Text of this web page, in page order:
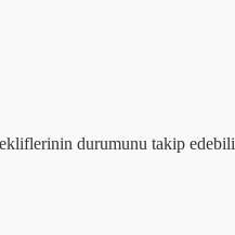
durumunu takip